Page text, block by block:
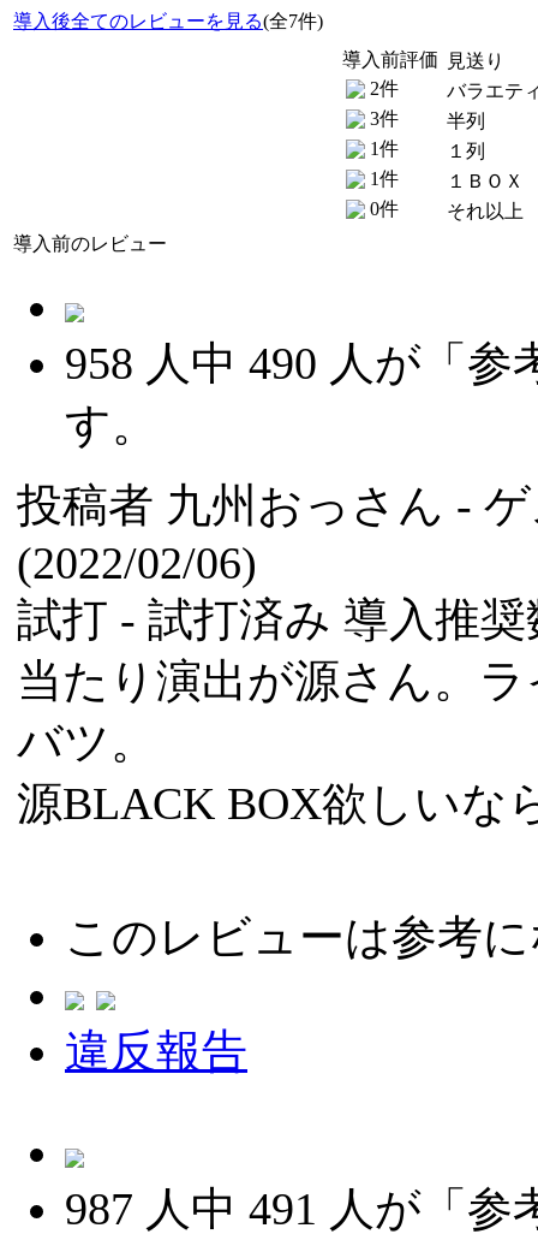
導入後全てのレビューを見る(全7件)
導入前評価
2件
3件
1件
1件
0件
見送り
バラエテ
半列
１列
１ＢＯＸ
それ以上
導入前のレビュー
958 人中 490 人が「参
す。
投稿者 九州おっさん -
(2022/02/06)
試打 - 試打済み 導入推
当たり演出が源さん。
バツ。
源BLACK BOX欲しいな
このレビューは参考
違反報告
987 人中 491 人が「参